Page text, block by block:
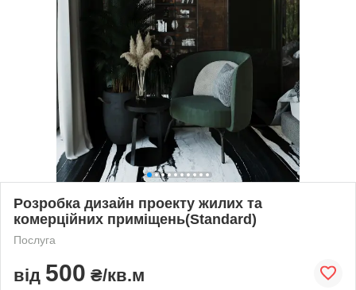
Розробка дизайн проекту жилих та
комерційних приміщень(Standard)
Послуга
від 500 ₴/кв.м